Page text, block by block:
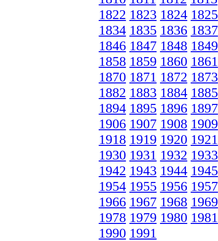
1822 1823 1824 1825
1834 1835 1836 1837
1846 1847 1848 1849
1858 1859 1860 1861
1870 1871 1872 1873
1882 1883 1884 1885
1894 1895 1896 1897
1906 1907 1908 1909
1918 1919 1920 1921
1930 1931 1932 1933
1942 1943 1944 1945
1954 1955 1956 1957
1966 1967 1968 1969
1978 1979 1980 1981
1990 1991